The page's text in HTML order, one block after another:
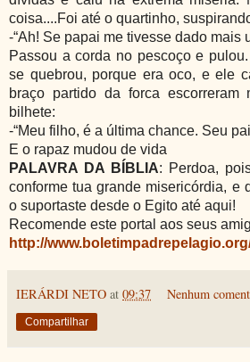
coisa....Foi até o quartinho,
-“Ah! Se papai me tivesse dado mais
Passou a corda no pescoço e
se quebrou, porque era oco, e ele
braço partido da forca escorreram
bilhete:
-“Meu filho, é a última chance. Seu
E o rapaz mudou de vida
PALAVRA DA BÍBLIA: Perdoa,
conforme tua grande misericórdia, e
o suportaste desde o Egito até aqui!
Recomende este portal aos seus
http://
IERÁRDI NETO at 09:37 Nenhum
Compartilhar